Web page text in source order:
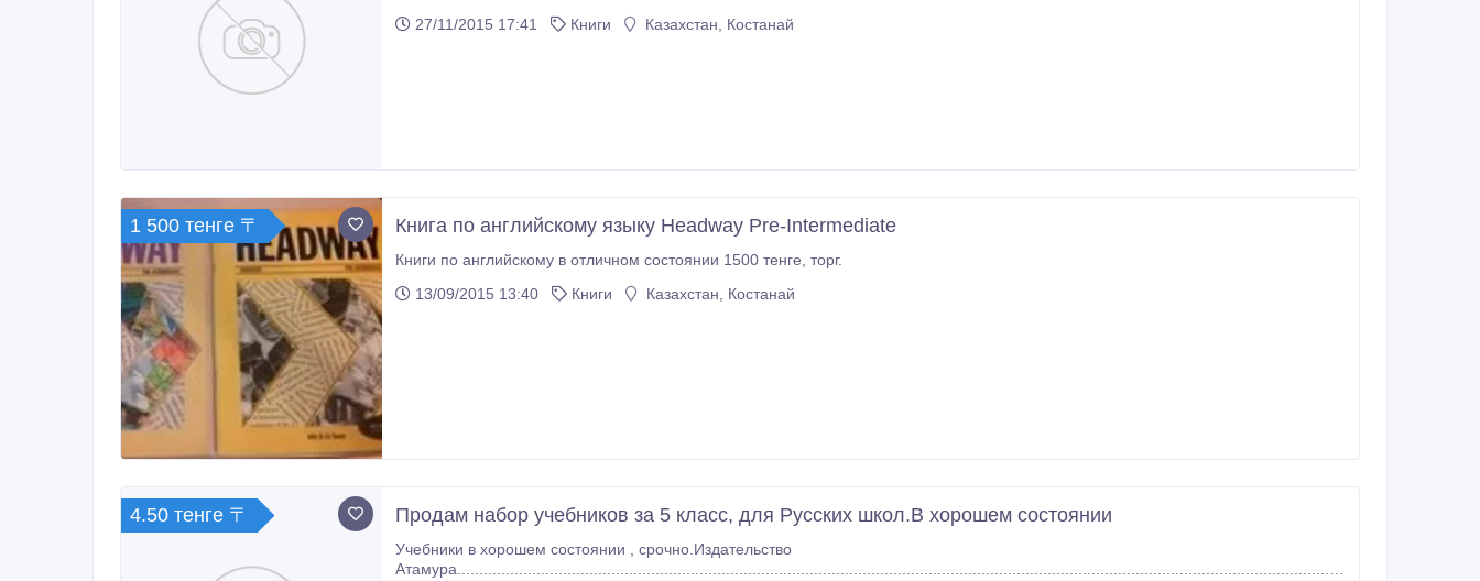
Со всеми героями можно поиграть, они реагируют на прикосновение к экрану и их даже можно взять на ручки! Спешите сделать
27/11/2015 17:41 Книги Казахстан, Костанай
1 500 тенге 〒 Книга по английскому языку Headway Pre-Intermediate
Книги по английскому в отличном состоянии 1500 тенге, торг.
13/09/2015 13:40
Книги Казахстан, Костанай
4.50 тенге 〒 Продам набор учебников за 5 класс, для Русских школ.В хорошем состоянии
Учебники в хорошем состоянии , срочно.Издательство
Атамура.........................................................................................................................................................................................................